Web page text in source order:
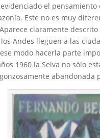
el pensamiento
Este no es muy
claramente
Andes lleguen a las
modo hacerla parte
1960 la Selva no sólo
abandonada